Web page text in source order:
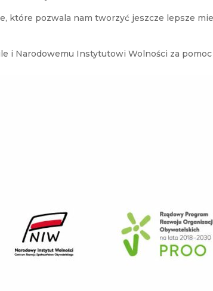
które pozwala nam tworzyć jeszcze lepsze
i Narodowemu Instytutowi Wolności za